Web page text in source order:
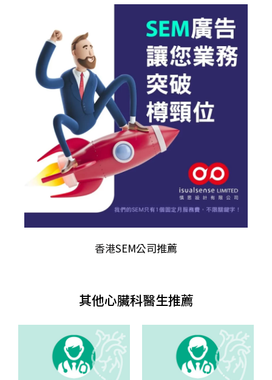
香港SEM公司推薦
其他心臟科醫生推薦